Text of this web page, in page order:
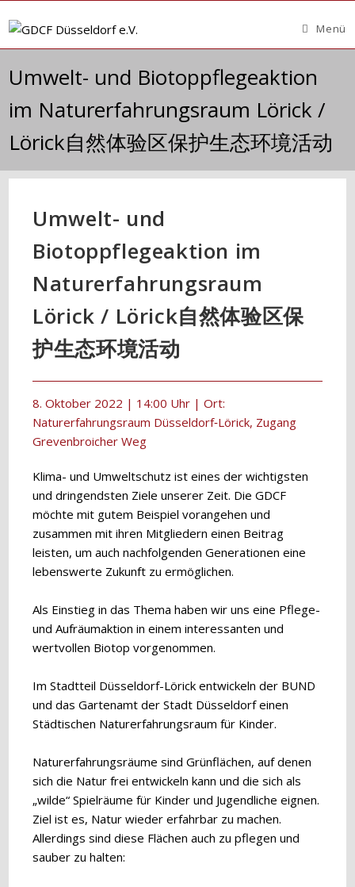
Inhalt
Menü
Umwelt- und Biotoppflegeaktion
im Naturerfahrungsraum Lörick /
Lörick自然体验区保护生态环境活动
Umwelt- und
Biotoppflegeaktion im
Naturerfahrungsraum
Lörick / Lörick自然体验区保
护生态环境活动
8. Oktober 2022 | 14:00 Uhr | Ort:
Naturerfahrungsraum Düsseldorf‐Lörick, Zugang
Grevenbroicher Weg
Klima- und Umweltschutz ist eines der wichtigsten
und dringendsten Ziele unserer Zeit. Die GDCF
möchte mit gutem Beispiel vorangehen und
zusammen mit ihren Mitgliedern einen Beitrag
leisten, um auch nachfolgenden Generationen eine
lebenswerte Zukunft zu ermöglichen.
Als Einstieg in das Thema haben wir uns eine Pflege-
und Aufräumaktion in einem interessanten und
wertvollen Biotop vorgenommen.
Im Stadtteil Düsseldorf-Lörick entwickeln der BUND
und das Gartenamt der Stadt Düsseldorf einen
Städtischen Naturerfahrungsraum für Kinder.
Naturerfahrungsräume sind Grünflächen, auf denen
sich die Natur frei entwickeln kann und die sich als
„wilde“ Spielräume für Kinder und Jugendliche eignen.
Ziel ist es, Natur wieder erfahrbar zu machen.
Allerdings sind diese Flächen auch zu pflegen und
sauber zu halten: